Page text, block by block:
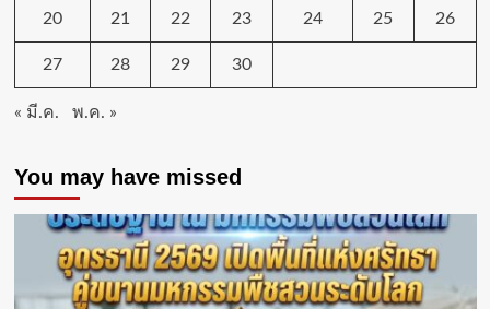
20 21 22 23 24 25 26
27 28 29 30
« มี.ค. พ.ค. »
You may have missed